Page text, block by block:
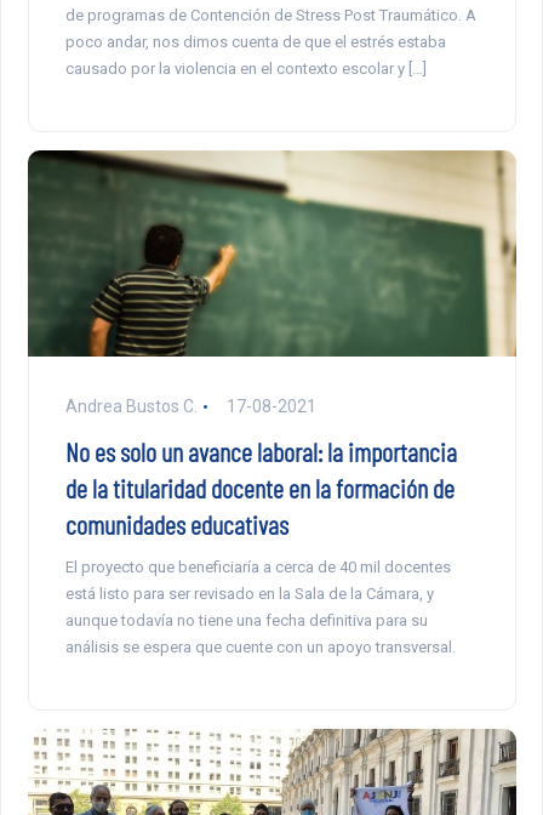
de programas de Contención de Stress Post Traumático. A
poco andar, nos dimos cuenta de que el estrés estaba
causado por la violencia en el contexto escolar y […]
Andrea Bustos C. 17-08-2021
No es solo un avance laboral: la importancia
de la titularidad docente en la formación de
comunidades educativas
El proyecto que beneficiaría a cerca de 40 mil docentes
está listo para ser revisado en la Sala de la Cámara, y
aunque todavía no tiene una fecha definitiva para su
análisis se espera que cuente con un apoyo transversal.